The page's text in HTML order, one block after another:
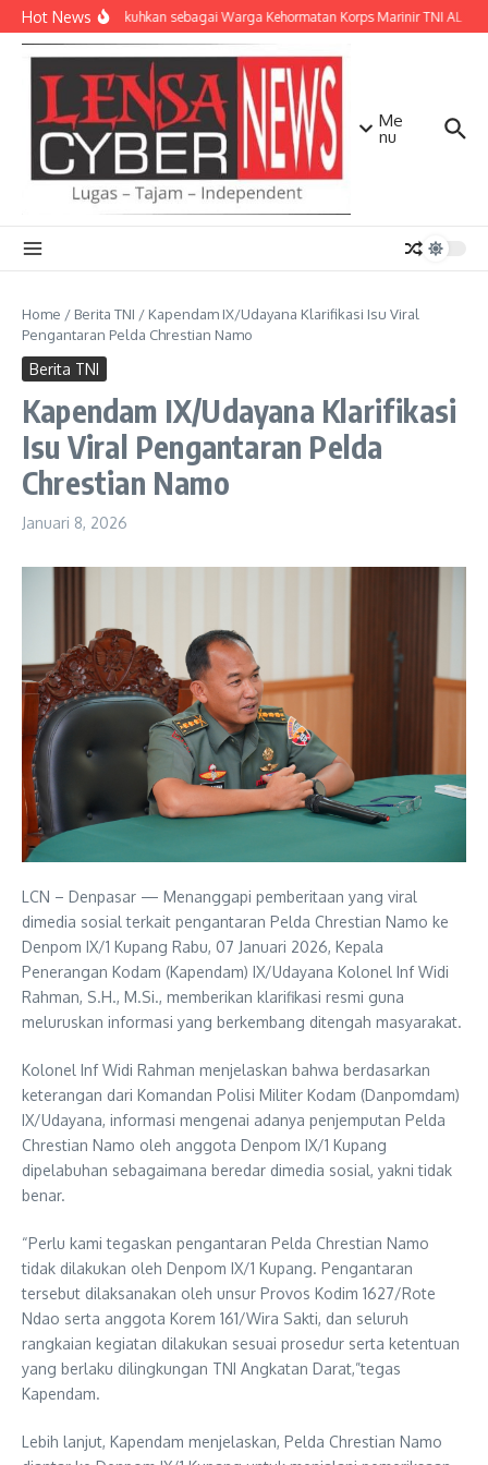
Lewati ke konten
Hot News
Kasad Dikukuhkan sebagai Warga Kehormatan Korps Marinir TNI AL
Me
nu
Home / Berita TNI / Kapendam IX/Udayana Klarifikasi Isu Viral
Pengantaran Pelda Chrestian Namo
Berita TNI
Kapendam IX/Udayana Klarifikasi
Isu Viral Pengantaran Pelda
Chrestian Namo
Januari 8, 2026
LCN – Denpasar — Menanggapi pemberitaan yang viral
dimedia sosial terkait pengantaran Pelda Chrestian Namo ke
Denpom IX/1 Kupang Rabu, 07 Januari 2026, Kepala
Penerangan Kodam (Kapendam) IX/Udayana Kolonel Inf Widi
Rahman, S.H., M.Si., memberikan klarifikasi resmi guna
meluruskan informasi yang berkembang ditengah masyarakat.
Kolonel Inf Widi Rahman menjelaskan bahwa berdasarkan
keterangan dari Komandan Polisi Militer Kodam (Danpomdam)
IX/Udayana, informasi mengenai adanya penjemputan Pelda
Chrestian Namo oleh anggota Denpom IX/1 Kupang
dipelabuhan sebagaimana beredar dimedia sosial, yakni tidak
benar.
“Perlu kami tegaskan pengantaran Pelda Chrestian Namo
tidak dilakukan oleh Denpom IX/1 Kupang. Pengantaran
tersebut dilaksanakan oleh unsur Provos Kodim 1627/Rote
Ndao serta anggota Korem 161/Wira Sakti, dan seluruh
rangkaian kegiatan dilakukan sesuai prosedur serta ketentuan
yang berlaku dilingkungan TNI Angkatan Darat,”tegas
Kapendam.
Lebih lanjut, Kapendam menjelaskan, Pelda Chrestian Namo